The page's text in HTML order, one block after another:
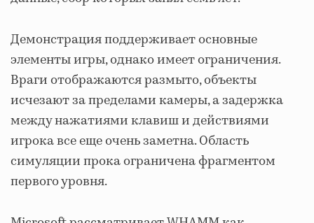
Демонстрация поддерживает основные
элементы игры, однако имеет ограничения.
Враги отображаются размыто, объекты
исчезают за пределами камеры, а задержка
между нажатиями клавиш и действиями
игрока все еще очень заметна. Область
симуляции прока ограничена фрагментом
первого уровня.